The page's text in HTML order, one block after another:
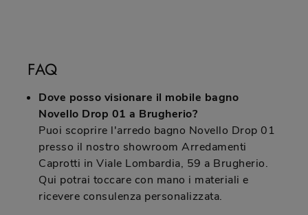
FAQ
Dove posso visionare il mobile bagno
Novello Drop 01 a Brugherio?
Puoi scoprire l'arredo bagno Novello Drop 01
presso il nostro showroom Arredamenti
Caprotti in Viale Lombardia, 59 a Brugherio.
Qui potrai toccare con mano i materiali e
ricevere consulenza personalizzata.